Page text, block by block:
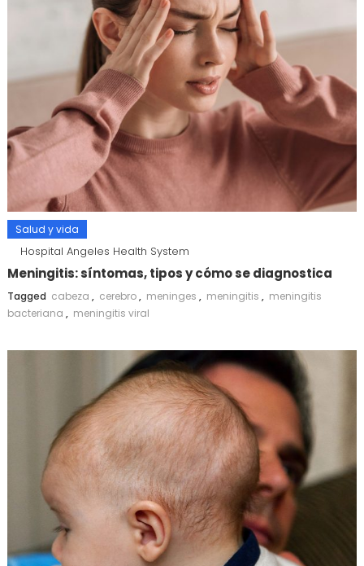
Salud y vida
Hospital Angeles Health System
Meningitis: síntomas, tipos y cómo se diagnostica
Tagged cabeza , cerebro, meninges , meningitis , meningitis
bacteriana , meningitis viral